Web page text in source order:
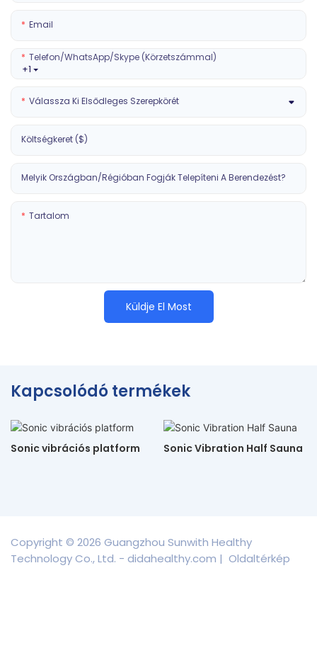
Email
+1
Telefon/WhatsApp/Skype (körzetszámmal)
Válassza Ki Elsődleges Szerepkörét
Költségkeret ($)
Melyik Országban/régióban Fogják Telepíteni A Berendezést?
Tartalom
Küldje El Most
Kapcsolódó termékek
Sonic vibrációs platform Sonic Vibration Half Sauna
Copyright © 2026 Guangzhou Sunwith Healthy
Technology Co., Ltd. - didahealthy.com | Oldaltérkép